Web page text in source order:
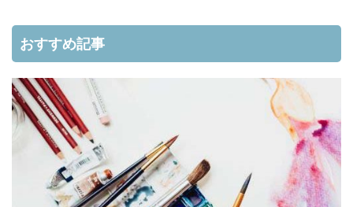
おすすめ記事